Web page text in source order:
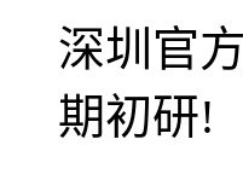
深圳官
期初研!